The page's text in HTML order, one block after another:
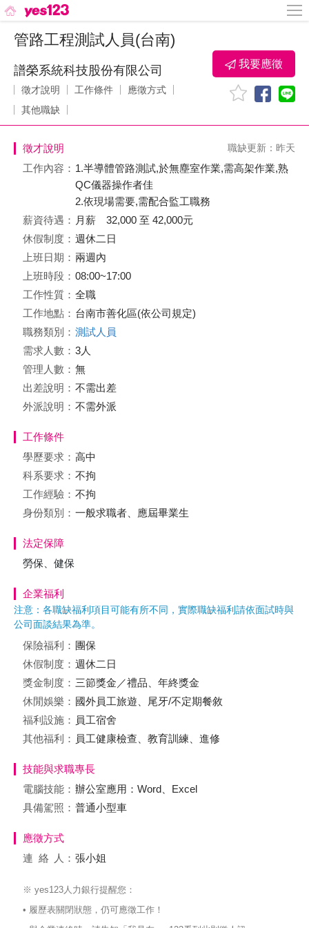
管路工程測試人員(台南)
譜榮系統科技股份有限公司
徵才說明 工作條件
應徵方式
其他職缺
我要應徵
徵才說明 職缺更新：昨天
工作內容： 1.半導體管路測試,於無塵室作業,需高架作業,熟
QC儀器操作者佳
2.依現場需要,需配合監工職務
薪資待遇： 月薪 32,000 至 42,000元
休假制度： 週休二日
上班日期： 兩週內
上班時段： 08:00~17:00
工作性質： 全職
工作地點： 台南市善化區(依公司規定)
職務類別： 測試人員
需求人數： 3人
管理人數： 無
出差說明： 不需出差
外派說明： 不需外派
工作條件
學歷要求： 高中
科系要求： 不拘
工作經驗： 不拘
身份類別： 一般求職者、應屆畢業生
法定保障
勞保、健保
企業福利
注意：各職缺福利項目可能有所不同，實際職缺福利請依面試時與
公司面談結果為準。
保險福利： 團保
休假制度： 週休二日
獎金制度： 三節獎金／禮品、年終獎金
休閒娛樂： 國外員工旅遊、尾牙/不定期餐敘
福利設施： 員工宿舍
其他福利： 員工健康檢查、教育訓練、進修
技能與求職專長
電腦技能： 辦公室應用：Word、Excel
具備駕照： 普通小型車
應徵方式
連絡
人： 張小姐
※ yes123人力銀行提醒您：
• 履歷表關閉狀態，仍可應徵工作！